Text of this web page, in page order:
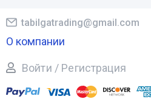
tabilgatrading@gmail.com
О компании
Войти / Регистрация